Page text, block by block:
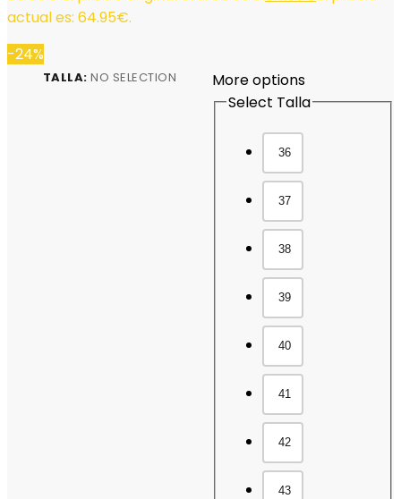
actual es: 64.95€.
-24%
TALLA: NO SELECTION
More options
Select Talla
36
37
38
39
40
41
42
43